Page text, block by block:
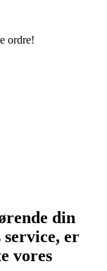
ordre!
din
er
vores